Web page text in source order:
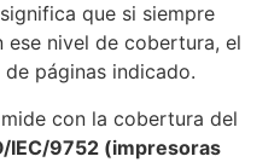
que si siempre
ese nivel de cobertura, el
páginas indicado.
con la cobertura del
IEC/9752 (impresoras